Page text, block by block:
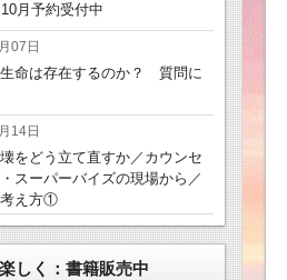
月予約受付中
07日
命は存在するのか？ 質問に
14日
をどう立て直すか／カウンセ
スーパーバイズの現場から／
考え方①
しく：書籍販売中